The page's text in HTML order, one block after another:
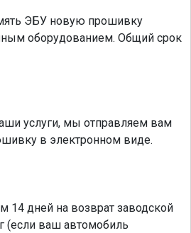
ЭБУ новую прошивку
оборудованием. Общий срок
услуги, мы отправляем вам
в электронном виде.
14 дней на возврат заводской
(если ваш автомобиль